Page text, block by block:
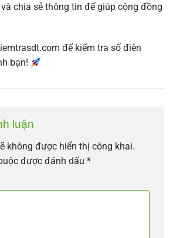
chia sẻ thông tin để giúp cộng đồng
để kiểm tra số điện
bạn!
luận
không được hiển thị công khai.
được đánh dấu *